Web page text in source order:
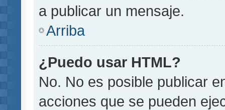
a publicar un mensaje.
Arriba
¿Puedo usar HTML?
No. No es posible publicar
acciones que se pueden